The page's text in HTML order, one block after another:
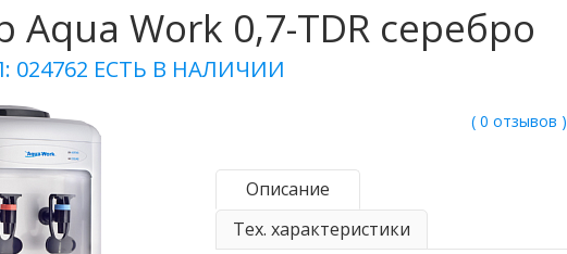
Aqua Work 0,7-TDR серебро
024762 ЕСТЬ В НАЛИЧИИ
( 0 отзывов )
Описание
Тех. характеристики